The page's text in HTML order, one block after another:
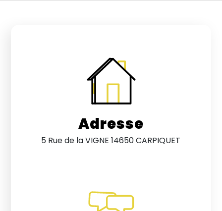
Adresse
5 Rue de la VIGNE 14650 CARPIQUET